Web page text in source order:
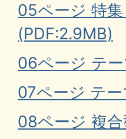
05ページ 特
(PDF:2.9MB)
06ページ テ
07ページ テ
08ページ 複